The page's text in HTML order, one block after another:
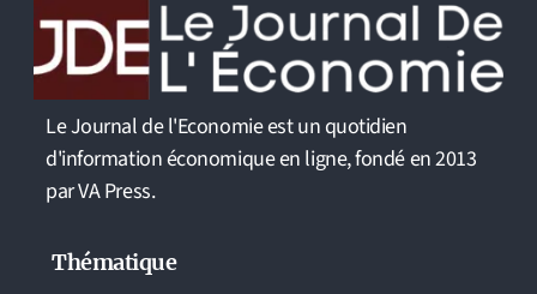
Le Journal de l'Economie est un quotidien
d'information économique en ligne, fondé en 2013
par VA Press.
Thématique